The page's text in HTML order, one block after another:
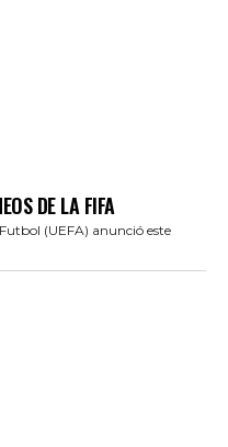
DE LA FIFA
(UEFA) anunció este